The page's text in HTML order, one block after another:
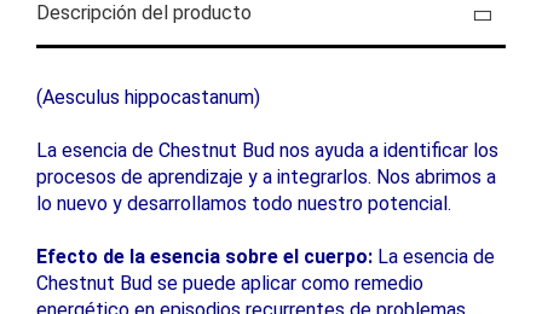
Descripción del producto
(Aesculus hippocastanum)
La esencia de Chestnut Bud nos ayuda a identificar los
procesos de aprendizaje y a integrarlos. Nos abrimos a
lo nuevo y desarrollamos todo nuestro potencial.
Efecto de la esencia sobre el cuerpo: La esencia de
Chestnut Bud se puede aplicar como remedio